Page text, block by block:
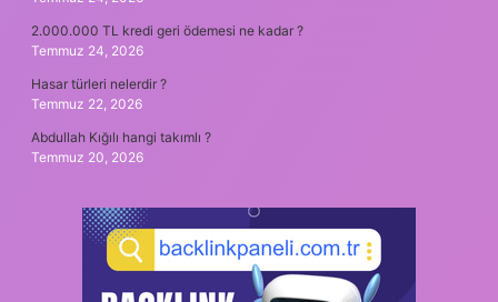
2.000.000 TL kredi geri ödemesi ne kadar ?
Temmuz 24, 2026
Hasar türleri nelerdir ?
Temmuz 22, 2026
Abdullah Kığılı hangi takımlı ?
Temmuz 20, 2026